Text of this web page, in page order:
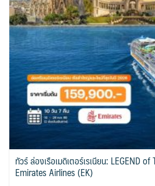
ทัวร์ ล่องเรือเมดิเตอร์เรเนียน: LEGEND
Emirates Airlines (EK)